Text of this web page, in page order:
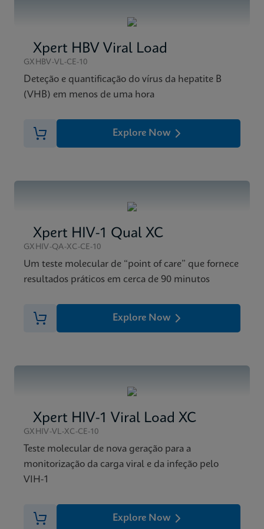
Xpert HCV VL Fingerstick Reference Sheet CE-IVD
(English) (GPM Reference Sheet)
Xpert HBV Viral Load
GXHBV-VL-CE-10
Deteção e quantificação do vírus da hepatite B
(VHB) em menos de uma hora
Explore Now
Xpert HIV-1 Qual XC
GXHIV-QA-XC-CE-10
Um teste molecular de “point of care” que fornece
resultados práticos em cerca de 90 minutos
Explore Now
Xpert HIV-1 Viral Load XC
GXHIV-VL-XC-CE-10
Teste molecular de nova geração para a
monitorização da carga viral e da infeção pelo
VIH-1
Explore Now